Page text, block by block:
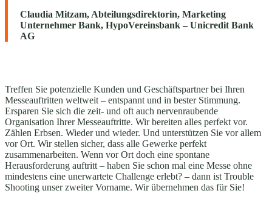
Claudia Mitzam, Abteilungsdirektorin, Marketing
Unternehmer Bank, HypoVereinsbank – Unicredit Bank
AG
Treffen Sie potenzielle Kunden und Geschäftspartner bei Ihren
Messeauftritten weltweit – entspannt und in bester Stimmung.
Ersparen Sie sich die zeit- und oft auch nervenraubende
Organisation Ihrer Messeauftritte. Wir bereiten alles perfekt vor.
Zählen Erbsen. Wieder und wieder. Und unterstützen Sie vor allem
vor Ort. Wir stellen sicher, dass alle Gewerke perfekt
zusammenarbeiten. Wenn vor Ort doch eine spontane
Herausforderung auftritt – haben Sie schon mal eine Messe ohne
mindestens eine unerwartete Challenge erlebt? – dann ist Trouble
Shooting unser zweiter Vorname. Wir übernehmen das für Sie!